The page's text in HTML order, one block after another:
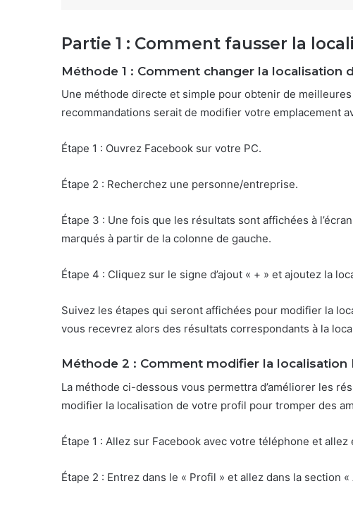
Partie 1 : Comment fausser la
Méthode 1 : Comment changer la localisation
Une méthode directe et simple pour obtenir de
recommandations serait de modifier votre emplacement
Étape 1 : Ouvrez Facebook sur votre PC.
Étape 2 : Recherchez une personne/entreprise.
Étape 3 : Une fois que les résultats sont affichées à
marqués à partir de la colonne de gauche.
Étape 4 : Cliquez sur le signe d’ajout « + » et ajoutez la
Suivez les étapes qui seront affichées pour modifier la
vous recevrez alors des résultats correspondants à la
Méthode 2 : Comment modifier la localisation
La méthode ci-dessous vous permettra d’améliorer les
modifier la localisation de votre profil pour tromper des
Étape 1 : Allez sur Facebook avec votre téléphone et
Étape 2 : Entrez dans le « Profil » et allez dans la section «